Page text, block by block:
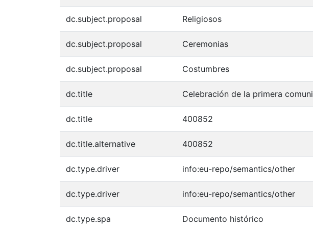
dc.subject.proposal Religiosos
dc.subject.proposal Ceremonias
dc.subject.proposal Costumbres
dc.title Celebración de la primera
dc.title 400852
dc.title.alternative 400852
dc.type.driver info:eu-repo/semantics/other
dc.type.driver info:eu-repo/semantics/other
dc.type.spa Documento histórico